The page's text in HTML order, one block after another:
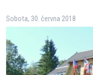
Sobota, 30. června 2018